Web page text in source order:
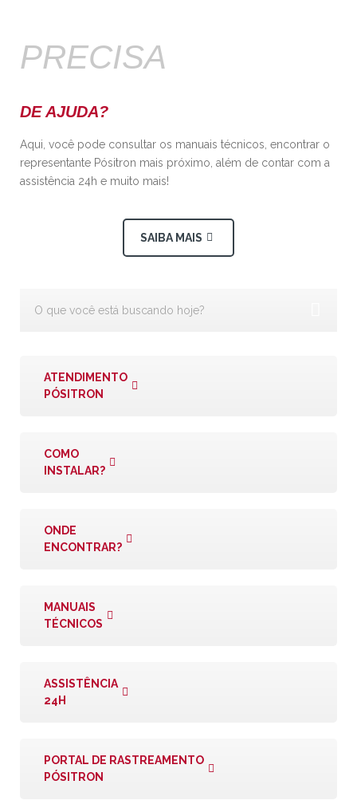
PRECISA
DE AJUDA?
Aqui, você pode consultar os manuais técnicos, encontrar o
representante Pósitron mais próximo, além de contar com a
assistência 24h e muito mais!
SAIBA MAIS
ATENDIMENTO
PÓSITRON
COMO
INSTALAR?
ONDE
ENCONTRAR?
MANUAIS
TÉCNICOS
ASSISTÊNCIA
24H
PORTAL DE RASTREAMENTO
PÓSITRON